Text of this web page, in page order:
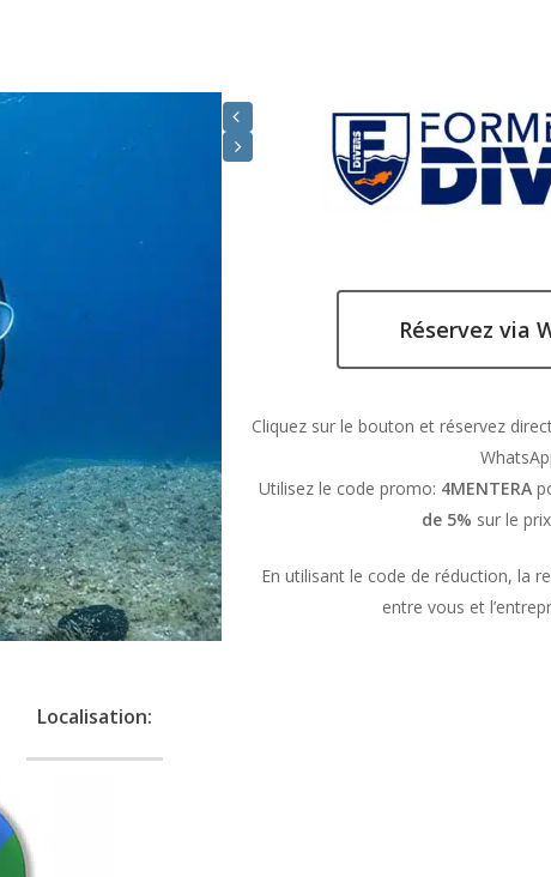
Réservez via
Cliquez sur le bouton et réservez
Utilisez le code promo: 4MENTERA
de 5% sur le
En utilisant le code de réduction, la
entre vous et
Localisation: